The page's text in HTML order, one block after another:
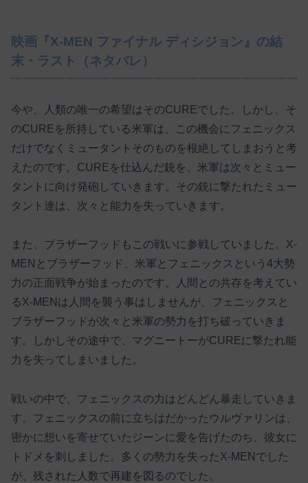
映画『X-MEN ファイナル ディシジョン』の結
末・ラスト（ネタバレ）
今や、人類の唯一の希望はそのCUREでした。しかし、そ
のCUREを所持している米軍は、この機会にフェニックス
だけでなくミュータントそのものを根絶してしまおうと考
えたのです。CUREを仕込んだ銃を、米軍は次々とミュー
タントに向け発砲していきます。その銃に撃たれたミュー
タント達は、次々と能力を失っていきます。
また、ブラザーフッドもこの戦いに参戦していました。X-
MENとブラザーフッド、米軍とフェニックスという4大勢
力の正面戦争が始まったのです。人間との共存を考えてい
るX-MENは人間を襲う事はしませんが、フェニックスと
ブラザーフッドが次々と米軍の勢力を打ち破っていきま
す。しかしその途中で、マグニートーがCUREに撃たれ能
力を失ってしまいました。
戦いの中で、フェニックスの力はどんどん暴走していきま
す。フェニックスの前に立ちはだかったウルヴァリンは、
密かに想いを寄せていたジーンに愛を告げたのち、彼女に
トドメを刺しました。多くの勢力を失ったX-MENでした
が、残された人数で再建を図るのでした。